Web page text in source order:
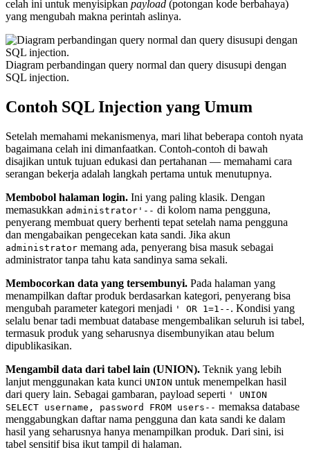
celah ini untuk menyisipkan payload (potongan kode berbahaya)
yang mengubah makna perintah aslinya.
Diagram perbandingan query normal dan query disusupi dengan
SQL injection.
Contoh SQL Injection yang Umum
Setelah memahami mekanismenya, mari lihat beberapa contoh nyata
bagaimana celah ini dimanfaatkan. Contoh-contoh di bawah
disajikan untuk tujuan edukasi dan pertahanan — memahami cara
serangan bekerja adalah langkah pertama untuk menutupnya.
Membobol halaman login. Ini yang paling klasik. Dengan
memasukkan administrator'-- di kolom nama pengguna,
penyerang membuat query berhenti tepat setelah nama pengguna
dan mengabaikan pengecekan kata sandi. Jika akun
administrator memang ada, penyerang bisa masuk sebagai
administrator tanpa tahu kata sandinya sama sekali.
Membocorkan data yang tersembunyi. Pada halaman yang
menampilkan daftar produk berdasarkan kategori, penyerang bisa
mengubah parameter kategori menjadi ' OR 1=1-- . Kondisi yang
selalu benar tadi membuat database mengembalikan seluruh isi tabel,
termasuk produk yang seharusnya disembunyikan atau belum
dipublikasikan.
Mengambil data dari tabel lain (UNION). Teknik yang lebih
lanjut menggunakan kata kunci UNION untuk menempelkan hasil
dari query lain. Sebagai gambaran, payload seperti ' UNION
SELECT username, password FROM users-- memaksa database
menggabungkan daftar nama pengguna dan kata sandi ke dalam
hasil yang seharusnya hanya menampilkan produk. Dari sini, isi
tabel sensitif bisa ikut tampil di halaman.